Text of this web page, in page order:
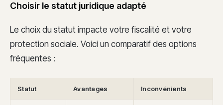
Choisir le statut juridique adapté
Le choix du statut impacte votre fiscalité et votre
protection sociale. Voici un comparatif des options
fréquentes :
Statut Avantages Inconvénients